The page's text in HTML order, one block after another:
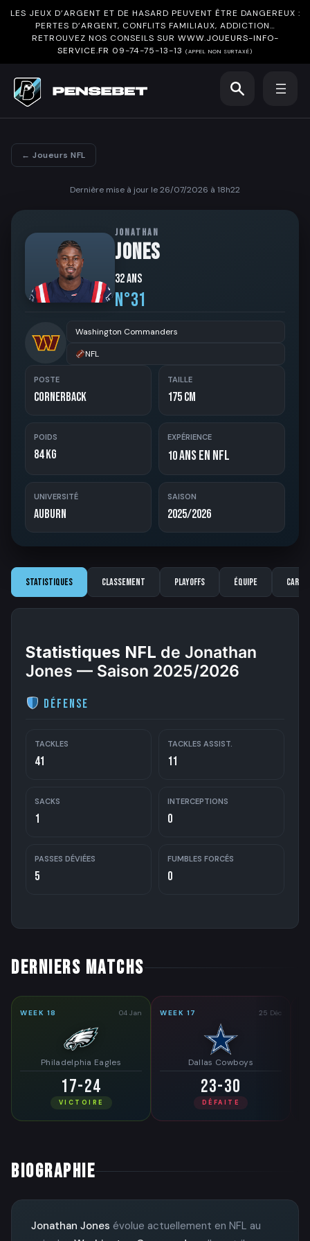
LES JEUX D’ARGENT ET DE HASARD PEUVENT ÊTRE DANGEREUX :
PERTES D’ARGENT, CONFLITS FAMILIAUX, ADDICTION…
RETROUVEZ NOS CONSEILS SUR WWW.JOUEURS-INFO-
SERVICE.FR 09-74-75-13-13 (APPEL NON SURTAXÉ)
← Joueurs NFL
Dernière mise à jour le 26/07/2026 à 18h22
JONATHAN
JONES
32 ans
N°31
Washington Commanders
NFL
POSTE
Cornerback
TAILLE
175 cm
POIDS
84 kg
EXPÉRIENCE
10ans en NFL
UNIVERSITÉ
Auburn
SAISON
2025/2026
Statistiques Classement Playoffs Équipe
Statistiques NFL de Jonathan
Jones — Saison 2025/2026
Défense
TACKLES
41
TACKLES ASSIST.
11
SACKS
1
INTERCEPTIONS
0
PASSES DÉVIÉES
5
FUMBLES FORCÉS
0
DERNIERS MATCHS
WEEK 18 04 Jan
Philadelphia Eagles
17-24
VICTOIRE
WEEK 17 25 Déc
Dallas Cowboys
23-30
DÉFAITE
BIOGRAPHIE
Jonathan Jones évolue actuellement en NFL au